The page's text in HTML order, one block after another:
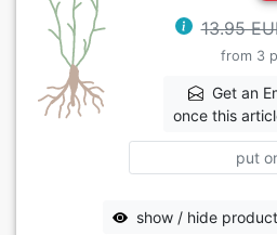
13.95
from 3
Get an
once this
put
show / hide